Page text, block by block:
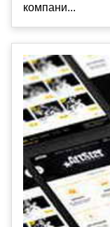
компани...